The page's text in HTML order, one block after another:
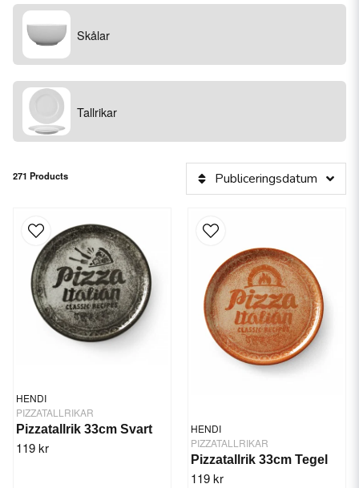
Skålar
Tallrikar
271 Products Publiceringsdatum
HENDI
PIZZATALLRIKAR
Pizzatallrik 33cm Svart
119 kr
HENDI
PIZZATALLRIKAR
Pizzatallrik 33cm Tegel
119 kr